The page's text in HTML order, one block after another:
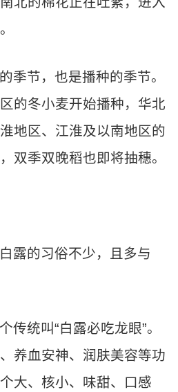
节，也是播种的季节。
的冬小麦开始播种，华北
地区、江淮及以南地区的
双季双晚稻也即将抽穗。
的习俗不少，且多与
统叫“白露必吃龙眼”。
养血安神、润肤美容等功
大、核小、味甜、口感